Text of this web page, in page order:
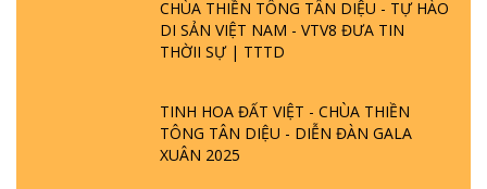
CHÙA THIỀN TÔNG TÂN DIỆU - TỰ HÀO
DI SẢN VIỆT NAM - VTV8 ĐƯA TIN
THỜII SỰ | TTTD
TINH HOA ĐẤT VIỆT - CHÙA THIỀN
TÔNG TÂN DIỆU - DIỄN ĐÀN GALA
XUÂN 2025